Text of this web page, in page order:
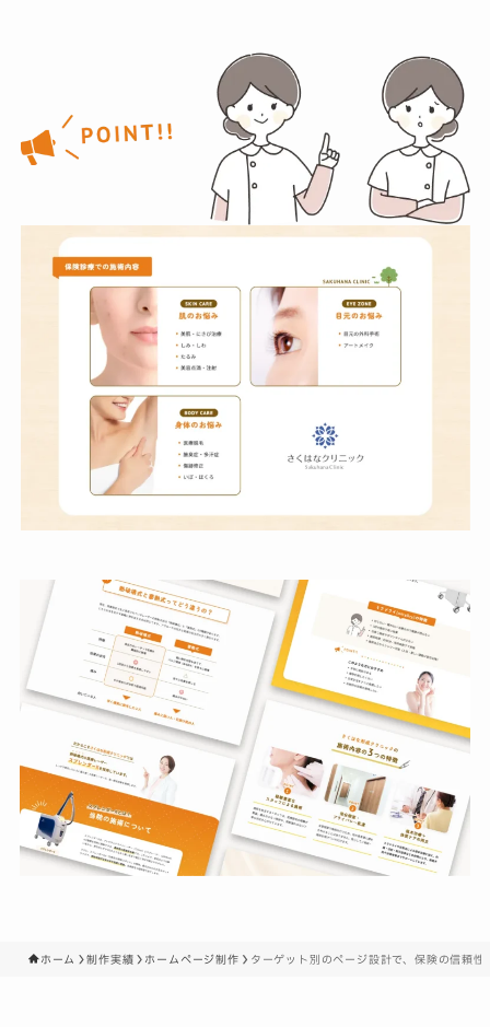
ホーム 制作実績 ホームページ制作 ターゲット別のページ設計で、保険の信頼